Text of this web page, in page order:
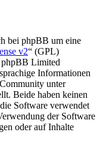
bei phpBB um eine
v2“ (GPL)
phpBB Limited
Informationen
unter
Beide haben keinen
Software verwendet
der Software
oder auf Inhalte